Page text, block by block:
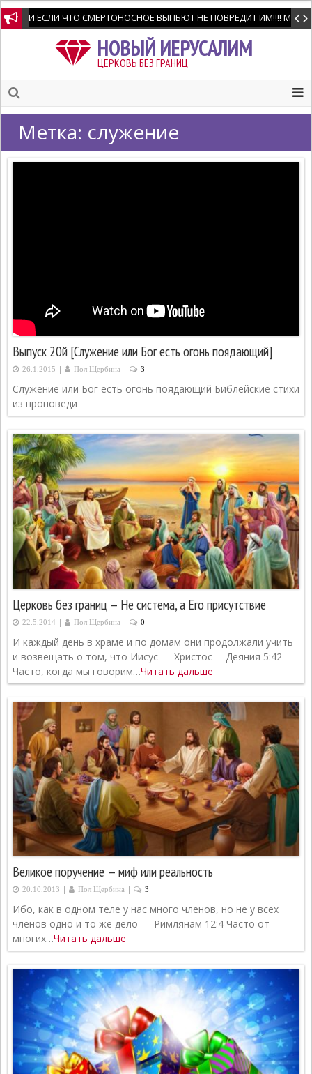
И ЕСЛИ ЧТО СМЕРТОНОСНОЕ ВЫПЬЮТ НЕ ПОВРЕДИТ ИМ!!!! Мне
НОВЫЙ ИЕРУСАЛИМ
ЦЕРКОВЬ БЕЗ ГРАНИЦ
Метка: служение
Выпуск 20й [Служение или Бог есть огонь поядающий]
26.1.2015 | Пол Щербина | 3
Служение или Бог есть огонь поядающий Библейские стихи
из проповеди
Церковь без границ — Не система, а Его присутствие
22.5.2014 | Пол Щербина | 0
И каждый день в храме и по домам они продолжали учить
и возвещать о том, что Иисус — Христос —Деяния 5:42
Часто, когда мы говорим…Читать дальше
Великое поручение — миф или реальность
20.10.2013 | Пол Щербина | 3
Ибо, как в одном теле у нас много членов, но не у всех
членов одно и то же дело — Римлянам 12:4 Часто от
многих…Читать дальше